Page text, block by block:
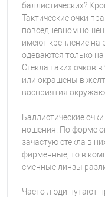
баллистических?
Тактические очки
повседневном
имеют крепление на
одеваются только
Стекла таких очков
или окрашены в
восприятия
Баллистические
ношения. По форме
зачастую стекла в
фирменные, то в
сменные линзы
Часто люди путают